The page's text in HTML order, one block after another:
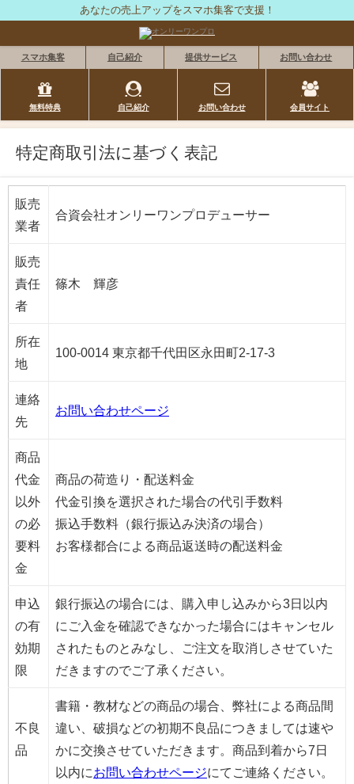
あなたの売上アップをスマホ集客で支援！
スマホ集客 自己紹介 提供サービス お問い合わせ
無料特典 自己紹介 お問い合わせ 会員サイト
特定商取引法に基づく表記
販売
業者
合資会社オンリーワンプロデューサー
販売
責任
者
篠木 輝彦
所在
地
100-0014 東京都千代田区永田町2-17-3
連絡
先
お問い合わせページ
商品
代金
以外
の必
要料
金
商品の荷造り・配送料金
代金引換を選択された場合の代引手数料
振込手数料（銀行振込み決済の場合）
お客様都合による商品返送時の配送料金
申込
の有
効期
限
銀行振込の場合には、購入申し込みから3日以内
にご入金を確認できなかった場合にはキャンセル
されたものとみなし、ご注文を取消しさせていた
だきますのでご了承ください。
不良
品
書籍・教材などの商品の場合、弊社による商品間
違い、破損などの初期不良品につきましては速や
かに交換させていただきます。商品到着から7日
以内に お問い合わせページにてご連絡ください。